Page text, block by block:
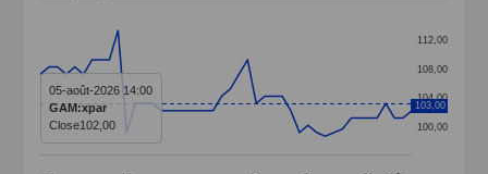
Line chart with 44 data points.
The chart has 1 X axis displaying categories.
The chart has 1 Y axis displaying values. Data100,00
104,00
108,00
112,00
103,00
05-août-2026 14:00
GAM:xpar
Close102,00